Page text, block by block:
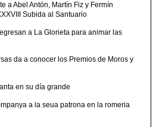
a Abel Antón, Martín Fiz y Fermín
Subida al Santuario
a La Glorieta para animar las
da a conocer los Premios de Moros y
en su día grande
a la seua patrona en la romeria